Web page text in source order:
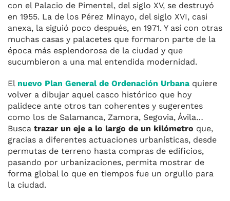
con el Palacio de Pimentel, del siglo XV, se destruyó
en 1955. La de los Pérez Minayo, del siglo XVI, casi
anexa, la siguió poco después, en 1971. Y así con otras
muchas casas y palacetes que formaron parte de la
época más esplendorosa de la ciudad y que
sucumbieron a una mal entendida modernidad.
El nuevo Plan General de Ordenación Urbana quiere
volver a dibujar aquel casco histórico que hoy
palidece ante otros tan coherentes y sugerentes
como los de Salamanca, Zamora, Segovia, Ávila…
Busca trazar un eje a lo largo de un kilómetro que,
gracias a diferentes actuaciones urbanísticas, desde
permutas de terreno hasta compras de edificios,
pasando por urbanizaciones, permita mostrar de
forma global lo que en tiempos fue un orgullo para
la ciudad.